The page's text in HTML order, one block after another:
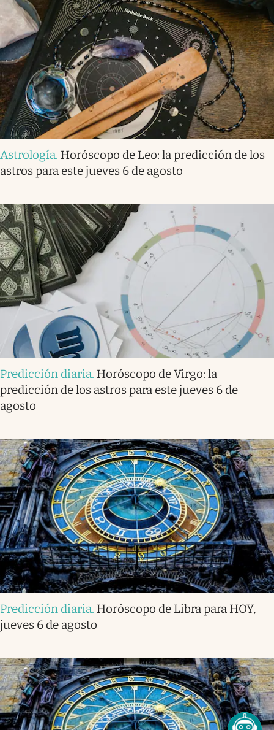
Astrología. Horóscopo de Leo: la predicción de los
astros para este jueves 6 de agosto
Predicción diaria. Horóscopo de Virgo: la
predicción de los astros para este jueves 6 de
agosto
Predicción diaria. Horóscopo de Libra para HOY,
jueves 6 de agosto